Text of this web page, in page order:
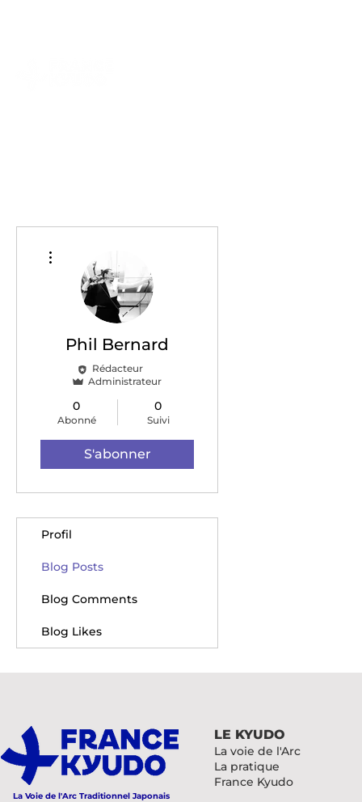
Phil Bernard
Rédacteur
Administrateur
0
Abonné
0
Suivi
S'abonner
Profil
Blog Posts
Blog Comments
Blog Likes
La Voie de l'Arc Traditionnel Japonais
LE KYUDO
La voie de l'Arc
La pratique
France Kyudo